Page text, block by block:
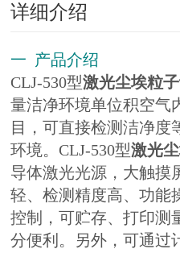
详细介绍
一 产品介绍
CLJ-530型激光尘埃粒
量洁净环境单位积空气
目，可直接检测洁净度
环境。CLJ-530型激光
导体激光光源，大触摸
轻、检测精度高、功能
控制，可贮存、打印测
分便利。另外，可通过